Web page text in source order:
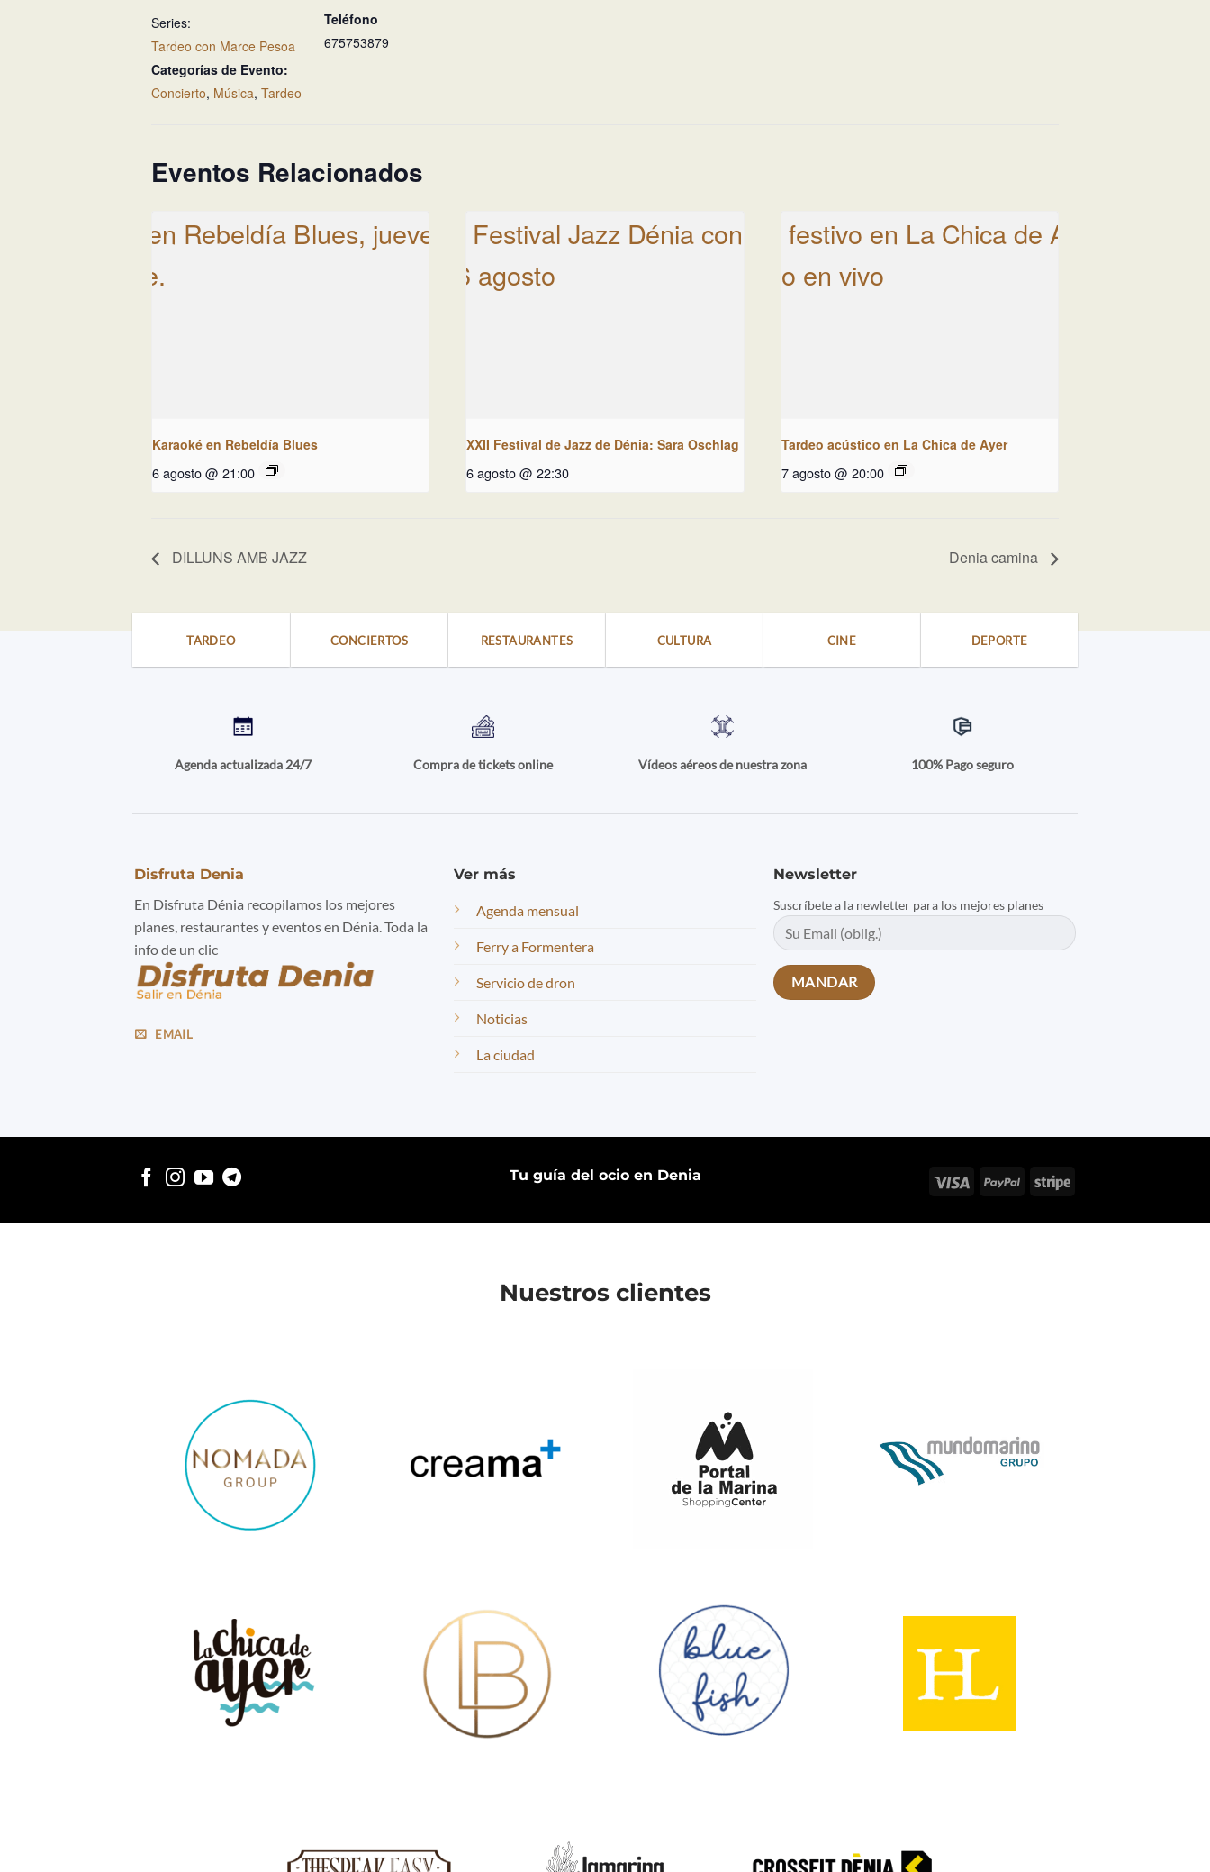
Series:
Tardeo con Marce Pesoa
Categorías de Evento:
Concierto, Música, Tardeo
Teléfono
675753879
Eventos Relacionados
Karaoké en Rebeldía Blues
6 agosto @ 21:00
XXII Festival de Jazz de Dénia: Sara Oschlag
6 agosto @ 22:30
Tardeo acústico en La Chica de Ayer
7 agosto @ 20:00
DILLUNS AMB JAZZ Denia camina
TARDEO CONCIERTOS RESTAURANTES CULTURA CINE DEPORTE
Agenda actualizada 24/7 Compra de tickets online Vídeos aéreos de nuestra zona 100% Pago seguro
Disfruta Denia
En Disfruta Dénia recopilamos los mejores
planes, restaurantes y eventos en Dénia. Toda la
info de un clic
EMAIL
Ver más
Agenda mensual
Ferry a Formentera
Servicio de dron
Noticias
La ciudad
Newsletter
Suscríbete a la newletter para los mejores planes
Tu guía del ocio en Denia Visa PayPal Stripe
Nuestros clientes